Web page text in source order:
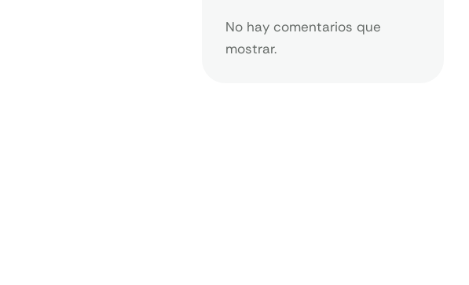
No hay comentarios que
mostrar.